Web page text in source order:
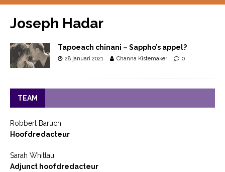
Joseph Hadar
Tapoeach chinani – Sappho’s appel?
28 januari 2021 Channa Kistemaker 0
TEAM
Robbert Baruch
Hoofdredacteur
Sarah Whitlau
Adjunct hoofdredacteur